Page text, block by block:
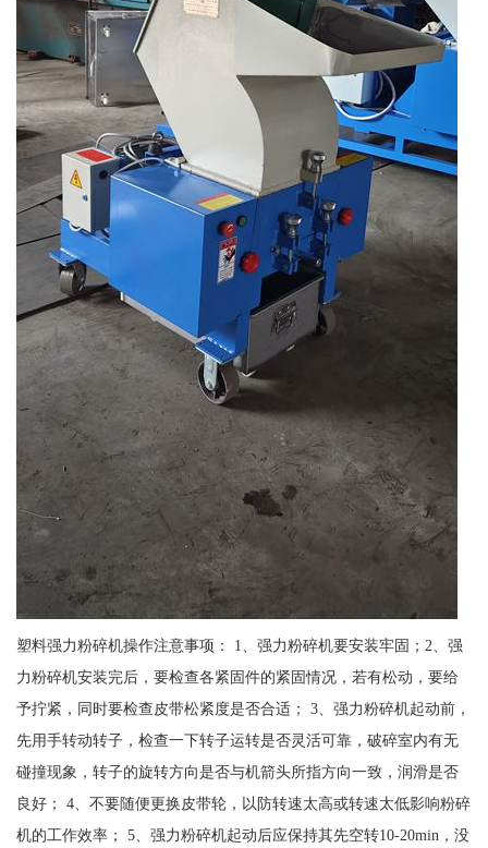
塑料强力粉碎机操作注意事项： 1、强力粉碎机要安装牢固；2、强
力粉碎机安装完后，要检查各紧固件的紧固情况，若有松动，要给
予拧紧，同时要检查皮带松紧度是否合适； 3、强力粉碎机起动前，
先用手转动转子，检查一下转子运转是否灵活可靠，破碎室内有无
碰撞现象，转子的旋转方向是否与机箭头所指方向一致，润滑是否
良好； 4、不要随便更换皮带轮，以防转速太高或转速太低影响粉碎
机的工作效率； 5、强力粉碎机起动后应保持其先空转10-20min，没